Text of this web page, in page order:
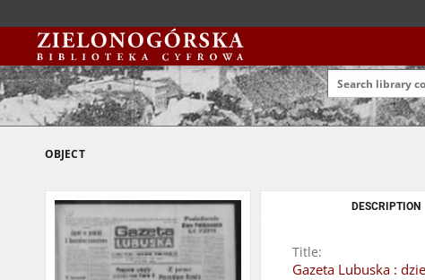
OBJECT
DESCRIPTION
Title:
Gazeta Lubuska :